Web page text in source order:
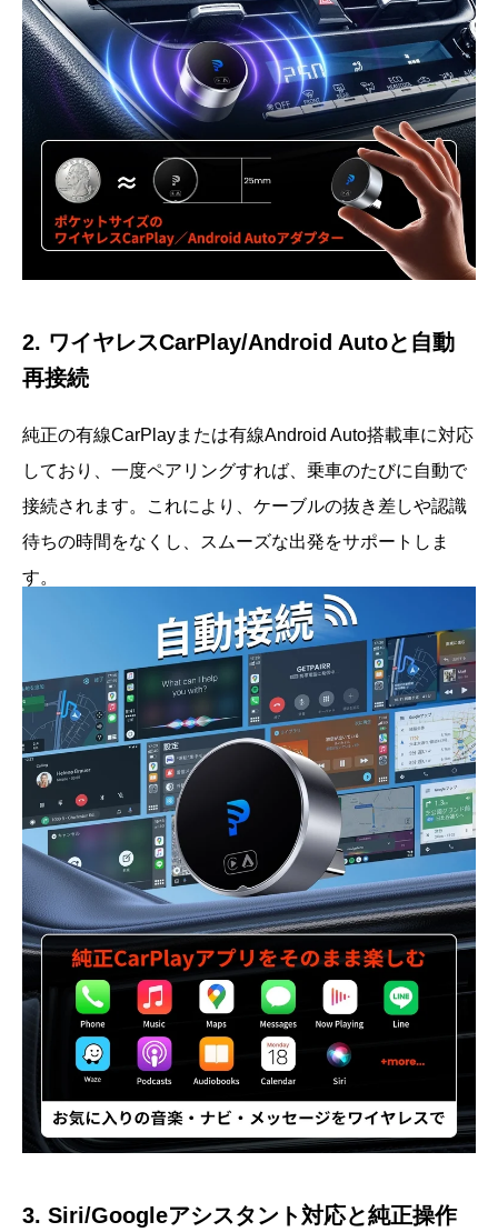
2. ワイヤレスCarPlay/Android Autoと自動
再接続
純正の有線CarPlayまたは有線Android Auto搭載車に対応
しており、一度ペアリングすれば、乗車のたびに自動で
接続されます。これにより、ケーブルの抜き差しや認識
待ちの時間をなくし、スムーズな出発をサポートしま
す。
3. Siri/Googleアシスタント対応と純正操作